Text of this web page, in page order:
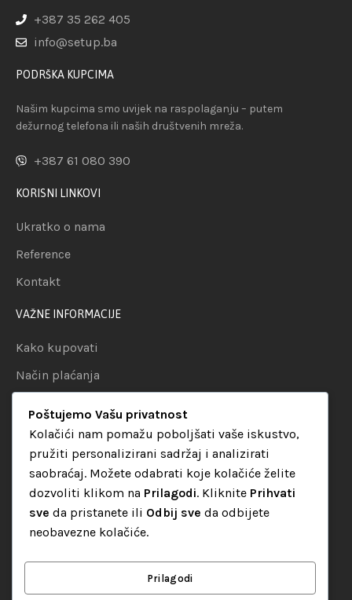
+387 35 262 405
info@setup.ba
PODRŠKA KUPCIMA
Našim kupcima smo uvijek na raspolaganju – putem
dežurnog telefona ili naših društvenih mreža.
+387 61 080 390
KORISNI LINKOVI
Ukratko o nama
Reference
Kontakt
VAŽNE INFORMACIJE
Kako kupovati
Način plaćanja
Politika privatnosti
KATEGORIJE
Audio oprema
LED dekorativna rasvjeta
Poštujemo Vašu privatnost
Kolačići nam pomažu poboljšati vaše iskustvo,
pružiti personalizirani sadržaj i analizirati
saobraćaj. Možete odabrati koje kolačiće želite
dozvoliti klikom na Prilagodi. Kliknite Prihvati
sve da pristanete ili Odbij sve da odbijete
neobavezne kolačiće.
Prilagodi